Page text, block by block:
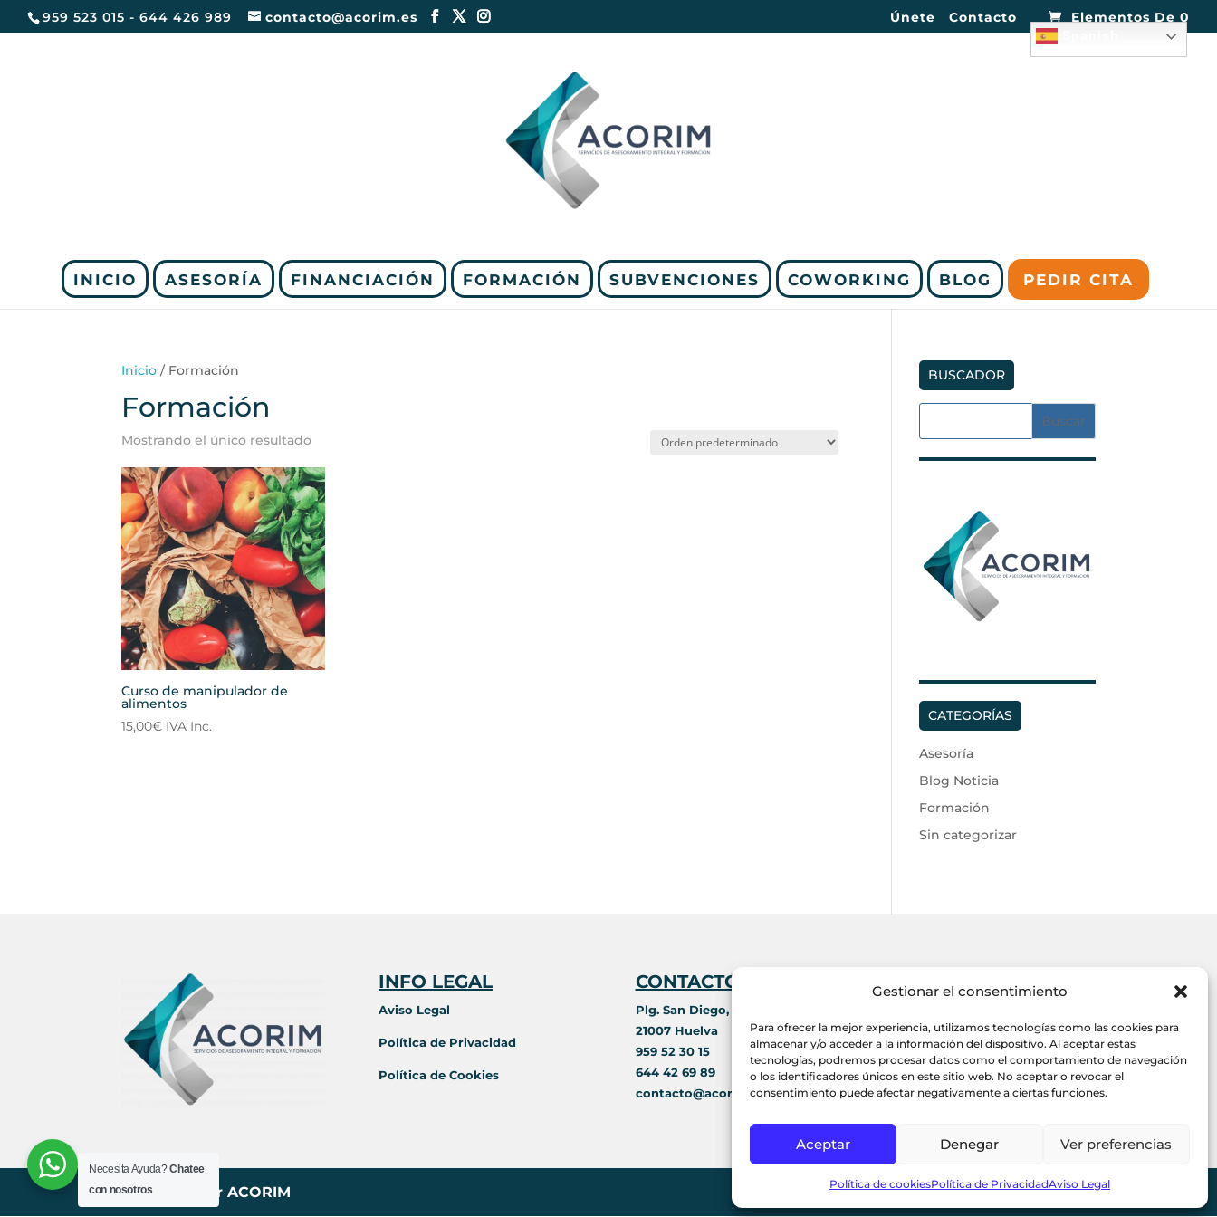
Gestionar el consentimiento
Para ofrecer la mejor experiencia, utilizamos tecnologías como las cookies para
almacenar y/o acceder a la información del dispositivo. Al aceptar estas
tecnologías, podremos procesar datos como el comportamiento de navegación
o los identificadores únicos en este sitio web. No aceptar o revocar el
consentimiento puede afectar negativamente a ciertas funciones.
Aceptar Denegar Ver preferencias
Política de cookiesPolítica de PrivacidadAviso Legal
959 523 015 - 644 426 989 contacto@acorim.es Únete Contacto Elementos De 0
INICIO ASESORÍA FINANCIACIÓN FORMACIÓN SUBVENCIONES COWORKING BLOG PEDIR CITA
Inicio / Formación
Formación
Mostrando el único resultado
Curso de manipulador de
alimentos
15,00€ IVA Inc.
BUSCADOR
CATEGORÍAS
Asesoría
Blog Noticia
Formación
Sin categorizar
INFO LEGAL
Aviso Legal
Política de Privacidad
Política de Cookies
CONTACTO
Plg. San Diego, c/ D, nave 25
21007 Huelva
959 52 30 15
644 42 69 89
contacto@acorim.es
HORARIO
9:00 a 14:00
17:00 a 19:00
Diseñado por ACORIM
Necesita Ayuda?Chatee
con nosotros